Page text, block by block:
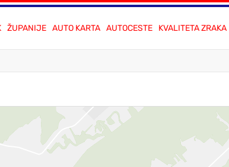
ŽUPANIJE AUTO KARTA AUTOCESTE KVALITETA ZRAKA